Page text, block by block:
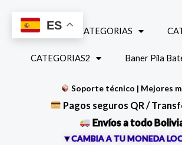
contenido
INICIO CATEGORIAS
CATEGORIAS2 Baner Pila
Soporte técnico | Mejores
Pagos seguros QR /
Envíos a todo
▼CAMBIA A TU MONEDA
ES